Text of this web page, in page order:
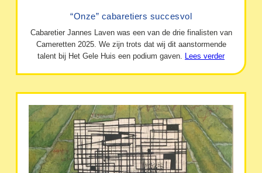
“Onze” cabaretiers succesvol
Cabaretier Jannes Laven was een van de drie finalisten van
Cameretten 2025. We zijn trots dat wij dit aanstormende
talent bij Het Gele Huis een podium gaven. Lees verder